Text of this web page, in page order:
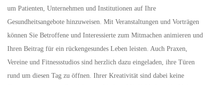
um Patienten, Unternehmen und Institutionen auf Ihre
Gesundheitsangebote hinzuweisen. Mit Veranstaltungen und Vorträgen
können Sie Betroffene und Interessierte zum Mitmachen animieren und
Ihren Beitrag für ein rückengesundes Leben leisten. Auch Praxen,
Vereine und Fitnessstudios sind herzlich dazu eingeladen, ihre Türen
rund um diesen Tag zu öffnen. Ihrer Kreativität sind dabei keine